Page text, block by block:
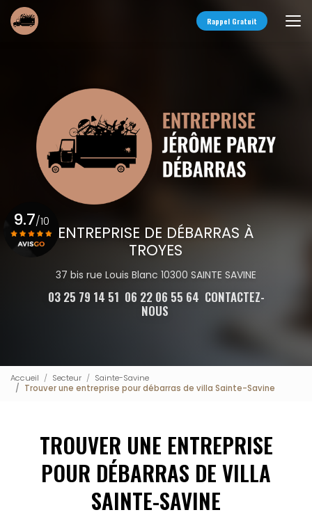
Aller
au
contenu
Rappel Gratuit
ENTREPRISE DE DÉBARRAS À
TROYES
37 bis rue Louis Blanc 10300 SAINTE SAVINE
03 25 79 14 51 06 22 06 55 64 CONTACTEZ-
NOUS
9.7/10
Accueil Secteur
Sainte-Savine
Trouver une entreprise pour débarras de villa Sainte-Savine
TROUVER UNE ENTREPRISE
POUR DÉBARRAS DE VILLA
SAINTE-SAVINE